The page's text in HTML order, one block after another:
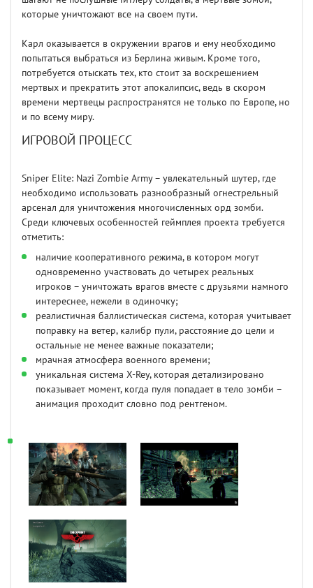
которые уничтожают все на своем пути.
Карл оказывается в окружении врагов и ему необходимо
попытаться выбраться из Берлина живым. Кроме того,
потребуется отыскать тех, кто стоит за воскрешением
мертвых и прекратить этот апокалипсис, ведь в скором
времени мертвецы распространятся не только по Европе, но
и по всему миру.
ИГРОВОЙ ПРОЦЕСС
Sniper Elite: Nazi Zombie Army – увлекательный шутер, где
необходимо использовать разнообразный огнестрельный
арсенал для уничтожения многочисленных орд зомби.
Среди ключевых особенностей геймплея проекта требуется
отметить:
наличие кооперативного режима, в котором могут
одновременно участвовать до четырех реальных
игроков – уничтожать врагов вместе с друзьями намного
интереснее, нежели в одиночку;
реалистичная баллистическая система, которая учитывает
поправку на ветер, калибр пули, расстояние до цели и
остальные не менее важные показатели;
мрачная атмосфера военного времени;
уникальная система X-Rey, которая детализировано
показывает момент, когда пуля попадает в тело зомби –
анимация проходит словно под рентгеном.